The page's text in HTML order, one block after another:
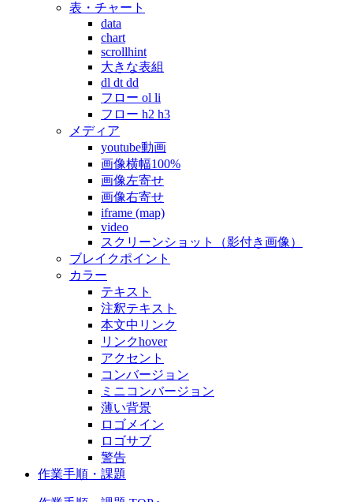
表・チャート
data
chart
scrollhint
大きな表組
dl dt dd
フロー ol li
フロー h2 h3
メディア
youtube動画
画像横幅100%
画像左寄せ
画像右寄せ
iframe (map)
video
スクリーンショット（影付き画像）
ブレイクポイント
カラー
テキスト
注釈テキスト
本文中リンク
リンクhover
アクセント
コンバージョン
ミニコンバージョン
薄い背景
ロゴメイン
ロゴサブ
警告
作業手順・課題